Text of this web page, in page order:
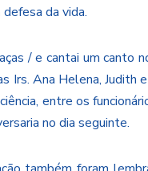
da vida.
/ e cantai um canto
Irs. Ana Helena, Judith
entre os
no dia seguinte.